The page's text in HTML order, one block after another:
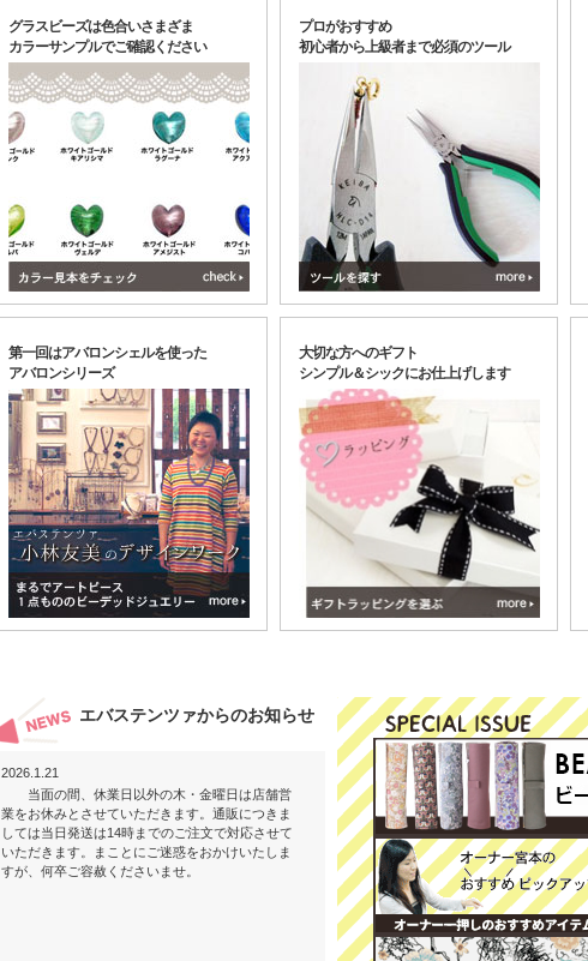
グラスビーズは色合いさまざま
カラーサンプルでご確認ください
プロがおすすめ
初心者から上級者まで必須のツール
第一回はアバロンシェルを使った
アバロンシリーズ
大切な方へのギフト
シンプル＆シックにお仕上げします
エバステンツァからのお知らせ
2026.1.21
当面の間、休業日以外の木・金曜日は店舗営
業をお休みとさせていただきます。通販につきま
しては当日発送は14時までのご注文で対応させて
いただきます。まことにご迷惑をおかけいたしま
すが、何卒ご容赦くださいませ。